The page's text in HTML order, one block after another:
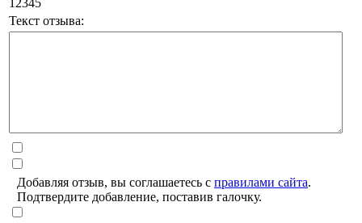
1 2345
Текст отзыва:
Добавляя отзыв, вы соглашаетесь с правилами сайта.
Подтвердите добавление, поставив галочку.